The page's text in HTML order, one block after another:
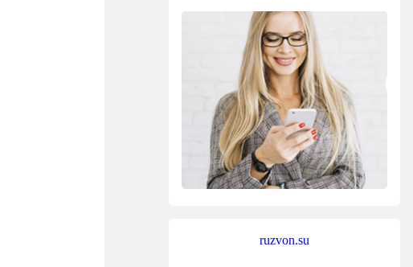
ruzvon.su